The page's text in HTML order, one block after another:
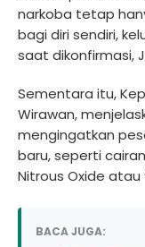
narkoba tetap
bagi diri sendiri,
saat dikonfirmasi,
Sementara itu,
Wirawan,
mengingatkan
baru, seperti
Nitrous Oxide atau
BACA JUGA: